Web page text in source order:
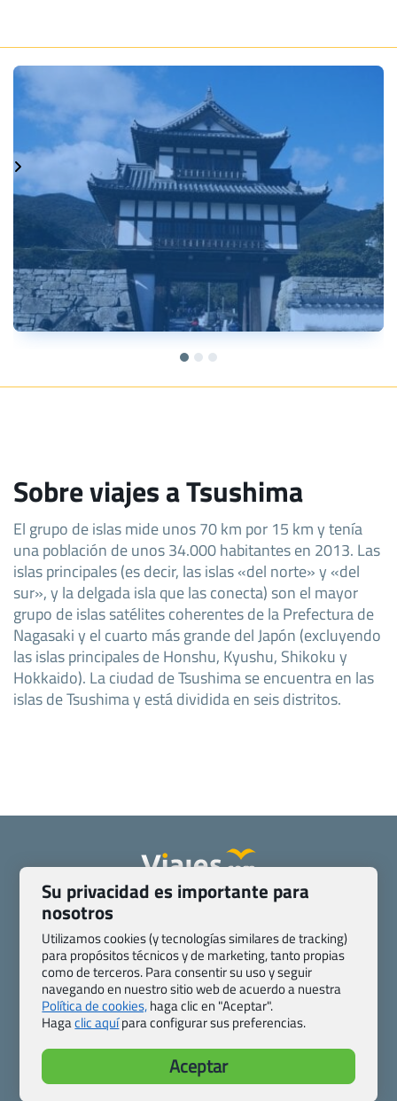
Sobre viajes a Tsushima
El grupo de islas mide unos 70 km por 15 km y tenía
una población de unos 34.000 habitantes en 2013. Las
islas principales (es decir, las islas «del norte» y «del
sur», y la delgada isla que las conecta) son el mayor
grupo de islas satélites coherentes de la Prefectura de
Nagasaki y el cuarto más grande del Japón (excluyendo
las islas principales de Honshu, Kyushu, Shikoku y
Hokkaido). La ciudad de Tsushima se encuentra en las
islas de Tsushima y está dividida en seis distritos.
Quienes somos
Pasaporte, Visado, Salud y otras disposiciones específicas
Blog de Viajes.com
Registro de agencias
Preguntas frecuentes
Condiciones generales
Política de privacidad y cookies
Transparencia
Todas las páginas – sitemap
Viajes.com
Last Minute Express S.L.U.
Su privacidad es importante para
nosotros
Utilizamos cookies (y tecnologías similares de tracking)
para propósitos técnicos y de marketing, tanto propias
como de terceros. Para consentir su uso y seguir
navegando en nuestro sitio web de acuerdo a nuestra
Política de cookies,haga clic en "Aceptar".
Hagaclic aquípara configurar sus preferencias.
Aceptar